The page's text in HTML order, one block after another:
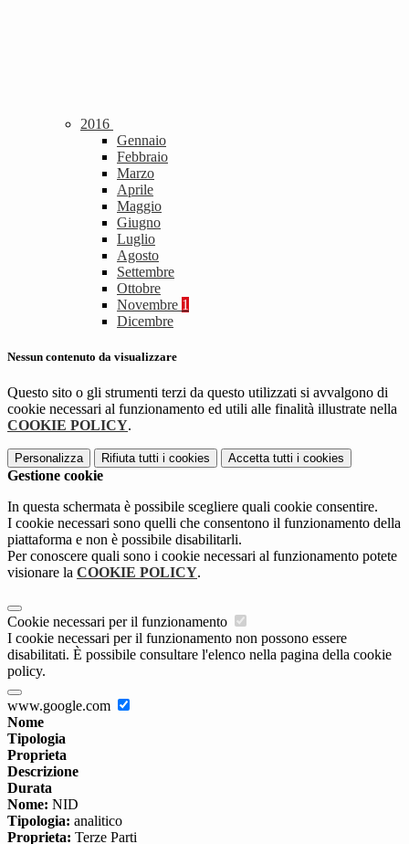
2016
Gennaio
Febbraio
Marzo
Aprile
Maggio
Giugno
Luglio
Agosto
Settembre
Ottobre
Novembre 1
Dicembre
Nessun contenuto da visualizzare
Questo sito o gli strumenti terzi da questo utilizzati si avvalgono di
cookie necessari al funzionamento ed utili alle finalità illustrate nella
COOKIE POLICY.
Personalizza Rifiuta tutti i cookies Accetta tutti i cookies
Gestione cookie
In questa schermata è possibile scegliere quali cookie consentire.
I cookie necessari sono quelli che consentono il funzionamento della
piattaforma e non è possibile disabilitarli.
Per conoscere quali sono i cookie necessari al funzionamento potete
visionare la COOKIE POLICY.
Cookie necessari per il funzionamento
I cookie necessari per il funzionamento non possono essere
disabilitati. È possibile consultare l'elenco nella pagina della cookie
policy.
www.google.com
Nome
Tipologia
Proprieta
Descrizione
Durata
Nome: NID
Tipologia: analitico
Proprieta: Terze Parti